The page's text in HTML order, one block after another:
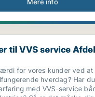
Mere info
service Afdelingen i
til VVS service
for vores kunder ved at
hverdag? Har
med VVS-service